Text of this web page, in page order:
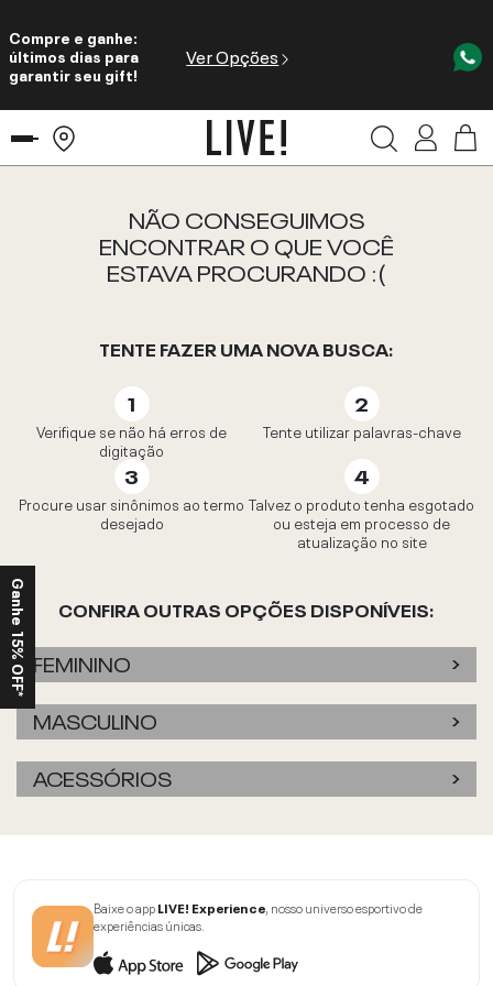
Compre e ganhe:
últimos dias para
garantir seu gift!
Ver Opções
NÃO CONSEGUIMOS
ENCONTRAR O QUE VOCÊ
ESTAVA PROCURANDO :(
TENTE FAZER UMA NOVA BUSCA:
Verifique se não há erros de
digitação
Tente utilizar palavras-chave
Procure usar sinônimos ao termo
desejado
Talvez o produto tenha esgotado
ou esteja em processo de
atualização no site
CONFIRA OUTRAS OPÇÕES DISPONÍVEIS:
FEMININO
MASCULINO
ACESSÓRIOS
Baixe o appLIVE! Experience, nosso universo esportivo de
experiências únicas.
Ganhe 15% OFF*